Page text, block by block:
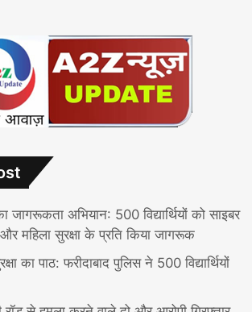
जागरूकता अभियान: 500 विद्यार्थियों को साइबर
और महिला सुरक्षा के प्रति किया जागरूक
का पाठ: फरीदाबाद पुलिस ने 500 विद्यार्थियों